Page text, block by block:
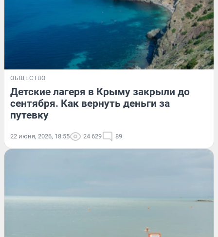
ОБЩЕСТВО
Детские лагеря в Крыму закрыли до
сентября. Как вернуть деньги за
путевку
22 июня, 2026, 18:55 24 629 89